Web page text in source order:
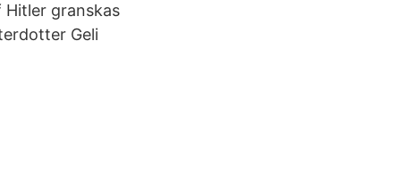
Hitler granskas
Geli